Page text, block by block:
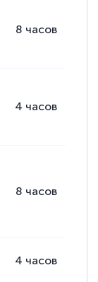
8 часов
4 часов
8 часов
4 часов